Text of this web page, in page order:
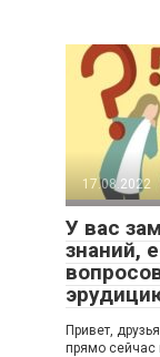
17.08.2022
У вас
знаний,
Привет,
прямо сейчас